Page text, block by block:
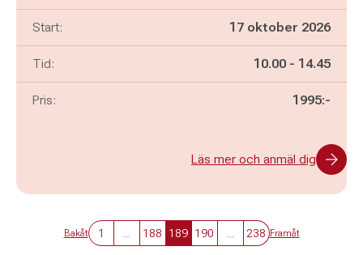
Start: 17 oktober 2026
Tid: Pågår mellan
10.00 - och
14.45
Pris: 1995:-
Läs mer och anmäl dig
Bakåt 1 188 189 190 238 Framåt